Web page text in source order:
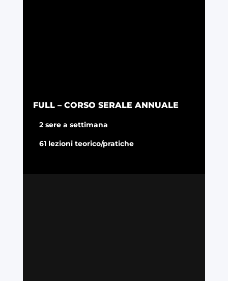
FULL – CORSO SERALE ANNUALE
2 sere a settimana
61 lezioni teorico/pratiche